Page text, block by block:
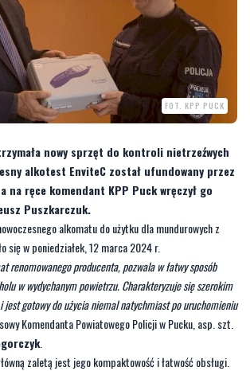
FOT. KPP PUCK
nowy sprzęt do kontroli nietrzeźwych
alkotest EnviteC został ufundowany przez
Puszkarczuk.
alkomatu do użytku dla mundurowych z
się w poniedziałek, 12 marca 2024 r.
renomowanego producenta, pozwala w łatwy sposób
w wydychanym powietrzu. Charakteryzuje się szerokim
gotowy do użycia niemal natychmiast po uruchomieniu
Komendanta Powiatowego Policji w Pucku, asp. szt.
.
zaletą jest jego kompaktowość i łatwość obsługi.
czujnikowi elektrochemicznemu urządzenie zapewnia
i precyzyjne wyniki testów podczas codziennych
pogodowych.